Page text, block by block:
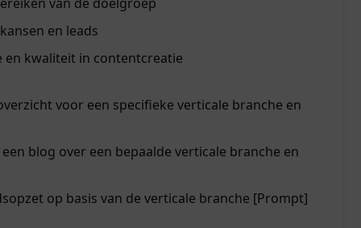
en leads
kwaliteit in contentcreatie
voor een specifieke verticale branche en
blog over een bepaalde verticale branche en
op basis van de verticale branche [Prompt]